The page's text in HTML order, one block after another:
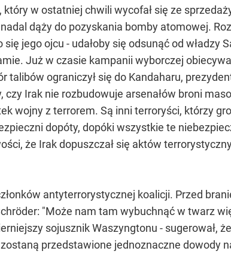
w ostatniej chwili wycofał się ze
dąży do pozyskania bomby atomowej.
jego ojcu - udałoby się odsunąć od władzy
Już w czasie kampanii wyborczej
talibów ograniczył się do Kandaharu,
Irak nie rozbudowuje arsenałów broni
wojny z terrorem. Są inni terroryści, którzy
dopóty, dopóki wszystkie te
że Irak dopuszczał się aktów
antyterrorystycznej koalicji. Przed
"Może nam tam wybuchnąć w twarz
sojusznik Waszyngtonu - sugerował,
przedstawione jednoznaczne dowody